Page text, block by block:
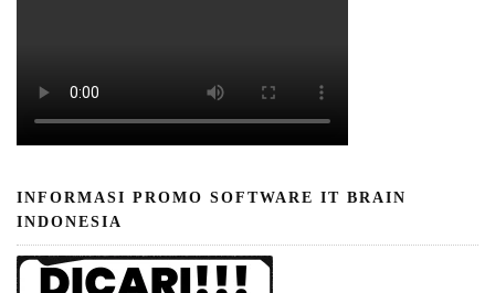
INFORMASI PROMO SOFTWARE IT BRAIN
INDONESIA